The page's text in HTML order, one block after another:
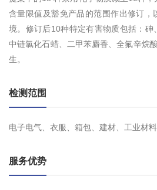
含量限值及豁免产品的范围作出修订，
境。修订后10种特定有害物质包括：砷
中链氯化石蜡、二甲苯麝香、全氟辛烷
生。
检测范围
电子电气、衣服、箱包、建材、工业材
服务优势